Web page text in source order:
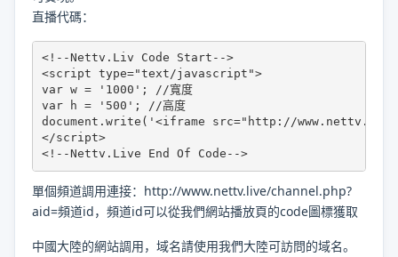
直播代碼：
<!--Nettv.Liv Code Start-->
<script type="text/javascript">
var w = '1000'; //寬度
var h = '500'; //高度
document.write('<iframe src="http://
</script>
<!--Nettv.Live End Of Code-->
單個頻道調用連接：http://www.nettv.live/channel.php?
aid=頻道id，頻道id可以從我們網站播放頁的code圖標獲取
中國大陸的網站調用，域名請使用我們大陸可訪問的域名。